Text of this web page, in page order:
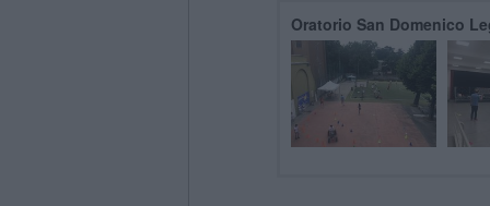
Oratorio San Domenico